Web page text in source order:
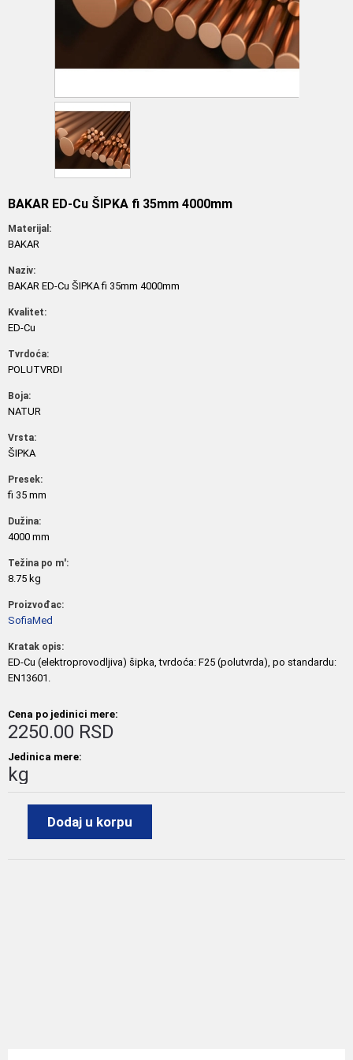
BAKAR ED-Cu ŠIPKA fi 35mm 4000mm
Materijal:
BAKAR
Naziv:
BAKAR ED-Cu ŠIPKA fi 35mm 4000mm
Kvalitet:
ED-Cu
Tvrdoća:
POLUTVRDI
Boja:
NATUR
Vrsta:
ŠIPKA
Presek:
fi 35 mm
Dužina:
4000 mm
Težina po m':
8.75 kg
Proizvođac:
SofiaMed
Kratak opis:
ED-Cu (elektroprovodljiva) šipka, tvrdoća: F25 (polutvrda), po standardu:
EN13601.
Cena po jedinici mere:
2250.00 RSD
Jedinica mere:
kg
Dodaj u korpu